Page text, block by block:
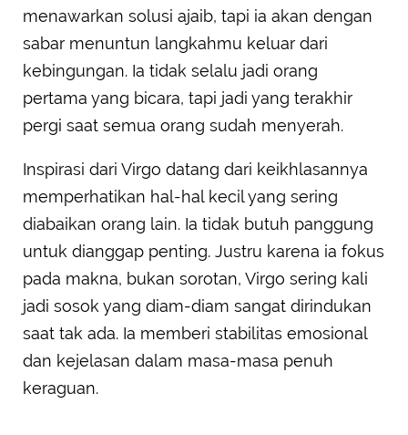
menawarkan solusi ajaib, tapi ia akan dengan
sabar menuntun langkahmu keluar dari
kebingungan. Ia tidak selalu jadi orang
pertama yang bicara, tapi jadi yang terakhir
pergi saat semua orang sudah menyerah.
Inspirasi dari Virgo datang dari keikhlasannya
memperhatikan hal-hal kecil yang sering
diabaikan orang lain. Ia tidak butuh panggung
untuk dianggap penting. Justru karena ia fokus
pada makna, bukan sorotan, Virgo sering kali
jadi sosok yang diam-diam sangat dirindukan
saat tak ada. Ia memberi stabilitas emosional
dan kejelasan dalam masa-masa penuh
keraguan.